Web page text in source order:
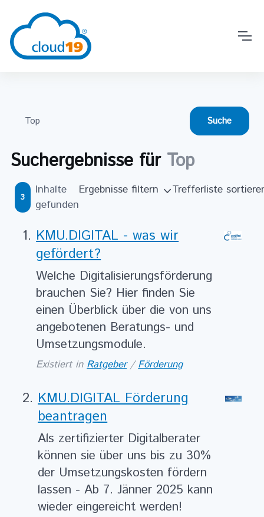
Suchergebnisse für Top
3
Inhalte
gefunden
Ergebnisse filtern Trefferliste
KMU.DIGITAL - was wir
gefördert?
Welche Digitalisierungsförderung
brauchen Sie? Hier finden Sie
einen Überblick über die von uns
angebotenen Beratungs- und
Umsetzungsmodule.
Existiert in Ratgeber /Förderung
KMU.DIGITAL Förderung
beantragen
Als zertifizierter Digitalberater
können sie über uns bis zu 30%
der Umsetzungskosten fördern
lassen - Ab 7. Jänner 2025 kann
wieder eingereicht werden!